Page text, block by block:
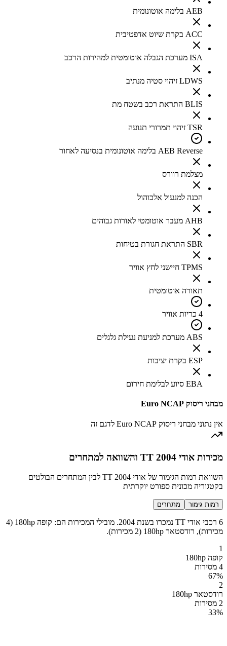
AEB בלימה אוטונומית
ACC בקרת שיוט אדפטיבית
ISA מערכת הגבלה אוטומטית למהירות הרכב
LDWS זיהוי סטיה מנתיב
BLIS התראת רכב בשטח מת
TSR זיהוי תמרורי תנועה
AEB Reverse בלימה אוטונומית בנסיעה לאחור
מצלמת רוורס
הכנה למנעול אלכוהול
AHB מעבר אוטומטי לאורות גבוהים
SBR התראת חגורת בטיחות
TPMS חיישני לחץ אוויר
תאורה אוטומטית
4 כריות אוויר
ABS מערכת למניעת נעילת גלגלים
ESP בקרת יציבות
EBA סיוע לבלימת חירום
מבחני ריסוק Euro NCAP
אין נתוני מבחני ריסוק Euro NCAP לדגם זה
מכירות אודי TT 2004 והשוואה למתחרים
השוואת רמות הגימור של אודי TT 2004 לבין המתחרים הבולטים
בקטגוריה מכונית ספורט יוקרתית
רמות גימור מתחרים
6 רכבי אודי TT נמכרו בשנת 2004. מובילי המכירות הם: קופה 180hp (4
מכירות), רודסטאר 180hp (2 מכירות).
1
קופה 180hp
4 מסירות
67%
2
רודסטאר 180hp
2 מסירות
33%